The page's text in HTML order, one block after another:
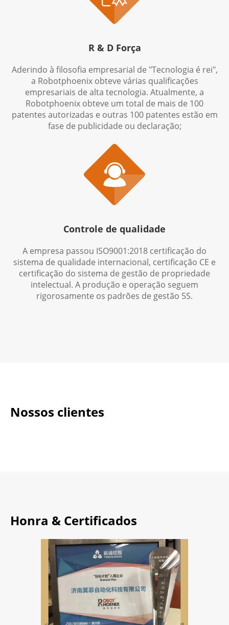
R & D Força
Aderindo à filosofia empresarial de "Tecnologia é rei",
a Robotphoenix obteve várias qualificações
empresariais de alta tecnologia. Atualmente, a
Robotphoenix obteve um total de mais de 100
patentes autorizadas e outras 100 patentes estão em
fase de publicidade ou declaração;

Controle de qualidade
A empresa passou ISO9001:2018 certificação do
sistema de qualidade internacional, certificação CE e
certificação do sistema de gestão de propriedade
intelectual. A produção e operação seguem
rigorosamente os padrões de gestão 5S.
Nossos clientes
Honra & Certificados